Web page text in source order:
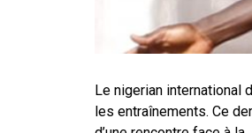
Le nigerian international
les entraînements. Ce